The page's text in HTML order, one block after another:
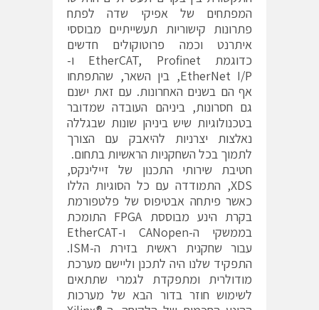
המפתחים של אפיקי שדה לפתח
פתרונות קישוריות תעשייתיים מבוססי
איתרנט וכמה פרוטוקולים חדשים
כדוגמת EtherCAT, Profinet ו-
EtherNet I/P, בין השאר, שהתפתחו
אף הם בשנים האחרונות. עם זאת ישנם
גם חסרונות, ביניהם העובדה שמדובר
בטכנולוגיות שיש ביניהן שונות שבגללה
נאלצות יצרניות להיאבק עם הצורך
לתמוך בכל השחקניות הראשיות בתחום.
חטיבת שירותי התכנון של זיילינקס,
XDS, התמודדה עם כל הסוגיות הללו
כאשר פיתחה אבטיפוס של פלטפורמת
בקרת הינע מבוססת FPGA התומכת
בממשקי ה-CANopen ו-EtherCAT
עבור שחקנית ראשית בזירת ה-ISM.
התפקיד שלנו היה לתכנן וליישם מערכת
מודולרית ומתפקדת לגמרי שתתאים
לשימוש חוזר בדור הבא של מערכות